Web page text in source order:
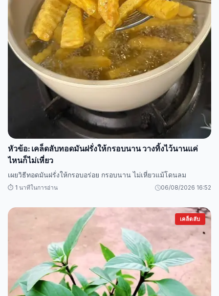
หัวข้อ: เคล็ดลับทอดมันฝรั่งให้กรอบนาน วางทิ้งไว้นานแค่
ไหนก็ไม่เหี่ยว
เผยวิธีทอดมันฝรั่งให้กรอบอร่อย กรอบนาน ไม่เหี่ยวแม้โดนลม
⏱️ 1 นาทีในการอ่าน 06/08/2026 16:52
เคล็ดลับ